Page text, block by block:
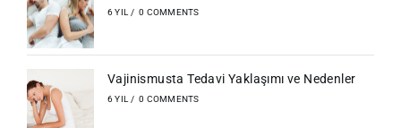
6 YIL / 0 COMMENTS
Vajinismusta Tedavi Yaklaşımı ve Nedenler
6 YIL / 0 COMMENTS